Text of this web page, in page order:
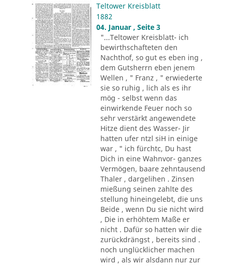
Teltower Kreisblatt
1882
04. Januar , Seite 3
"...Teltower Kreisblatt- ich
bewirthschafteten den
Nachthof, so gut es eben ing ,
dem Gutsherrn eben jenem
Wellen , " Franz , " erwiederte
sie so ruhig , lich als es ihr
mög - selbst wenn das
einwirkende Feuer noch so
sehr verstärkt angewendete
Hitze dient des Wasser- Jir
hatten ufer ntzl siH in einige
war , " ich fürchtc, Du hast
Dich in eine Wahnvor- ganzes
Vermögen, baare zehntausend
Thaler , dargelihen . Zinsen
mießung seinen zahlte des
stellung hineingelebt, die uns
Beide , wenn Du sie nicht wird
, Die in erhöhtem Maße er
nicht . Dafür so hatten wir die
zurückdrängst , bereits sind .
noch unglücklicher machen
wird , als wir alsdann nur zur